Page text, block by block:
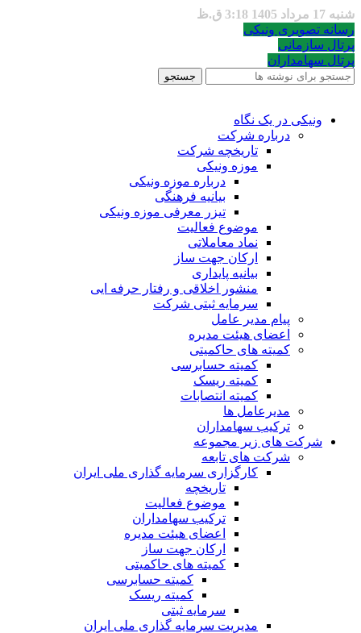
شنبه 17 مرداد 1405 3:18 ق.ظ
رسانه تصویری ونیکی
پرتال سازمانی
پرتال سهامداران
جستجو
ونیکی در یک نگاه
درباره شرکت
تاریخچه شرکت
موزه ونیکی
درباره موزه ونیکی
بیانیه فرهنگی
تیزر معرفی موزه ونیکی
موضوع فعالیت
نماد معاملاتی
ارکان جهت ساز
بیانیه پایداری
منشور اخلاقی و رفتار حرفه ایی
سرمایه ثبتی شرکت
پیام مدیر عامل
اعضای هیئت مدیره
کمیته های حاکمیتی
کمیته حسابرسی
کمیته ریسک
کمیته انتصابات
مدیرعامل ها
ترکیب سهامداران
شرکت های زیر مجموعه
شرکت های تابعه
کارگزاری سرمایه گذاری ملی ایران
تاریخچه
موضوع فعالیت
ترکیب سهامداران
اعضای هیئت مدیره
ارکان جهت ساز
کمیته های حاکمیتی
کمیته حسابرسی
کمیته ریسک
سرمایه ثبتی
مدیریت سرمایه گذاری ملی ایران